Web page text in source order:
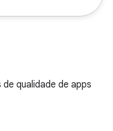
qualidade de apps